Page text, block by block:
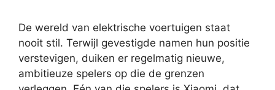
De wereld van elektrische voertuigen staat
nooit stil. Terwijl gevestigde namen hun positie
verstevigen, duiken er regelmatig nieuwe,
ambitieuze spelers op die de grenzen